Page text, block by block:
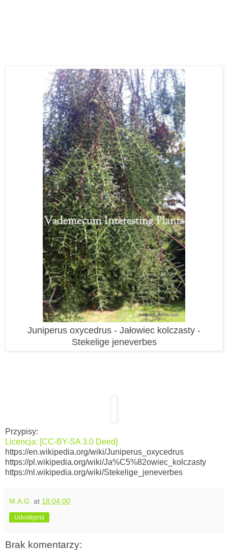
Juniperus oxycedrus - Jałowiec kolczasty -
Stekelige jeneverbes
Przypisy:
Licencja: [CC-BY-SA 3.0 Deed]
https://en.wikipedia.org/wiki/Juniperus_oxycedrus
https://pl.wikipedia.org/wiki/Ja%C5%82owiec_kolczasty
https://nl.wikipedia.org/wiki/Stekelige_jeneverbes
M.A.G. at 18:04:00
Udostępnij
Brak komentarzy: